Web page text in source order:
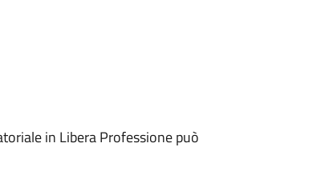
in Libera Professione può